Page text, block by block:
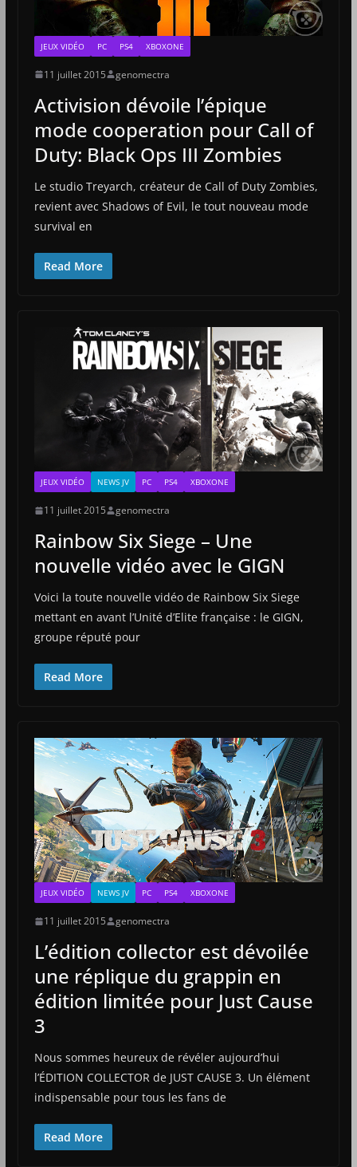
JEUX VIDÉO PC PS4 XBOXONE
11 juillet 2015 genomectra
Activision dévoile l’épique
mode cooperation pour Call of
Duty: Black Ops III Zombies
Le studio Treyarch, créateur de Call of Duty Zombies,
revient avec Shadows of Evil, le tout nouveau mode
survival en
Read More
JEUX VIDÉO NEWS JV PC PS4 XBOXONE
11 juillet 2015 genomectra
Rainbow Six Siege – Une
nouvelle vidéo avec le GIGN
Voici la toute nouvelle vidéo de Rainbow Six Siege
mettant en avant l’Unité d’Elite française : le GIGN,
groupe réputé pour
Read More
JEUX VIDÉO NEWS JV PC PS4 XBOXONE
11 juillet 2015 genomectra
L’édition collector est dévoilée
une réplique du grappin en
édition limitée pour Just Cause
3
Nous sommes heureux de révéler aujourd’hui
l’ÉDITION COLLECTOR de JUST CAUSE 3. Un élément
indispensable pour tous les fans de
Read More